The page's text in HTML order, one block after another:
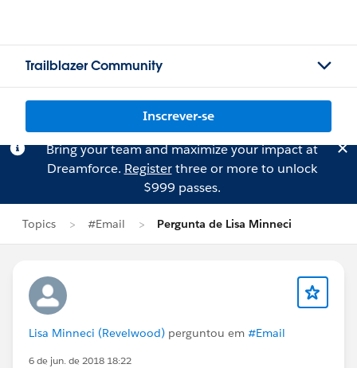
Trailblazer Community
Inscrever-se
Bring your team and maximize your impact at
Dreamforce. Registerthree or more to unlock
$999 passes.
Topics #Email Pergunta de Lisa Minneci
Lisa Minneci (Revelwood) perguntou em #Email
6 de jun. de 2018 18:22